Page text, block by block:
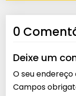
0
Deixe um
O seu
Campos